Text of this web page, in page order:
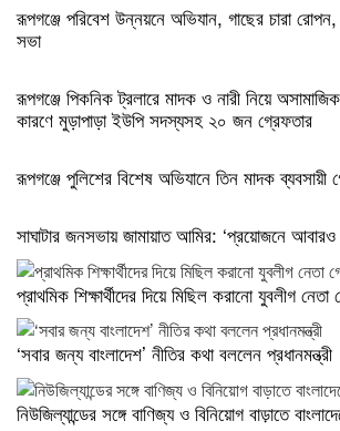
রূপগঞ্জে পরিবেশ উন্নয়নে অভিযান, গাছের চারা
সভা
রূপগঞ্জে পিকনিক ট্রলারে মাদক ও নারী নিয়ে
কারণে মুড়াপাড়া ইউপি সদস্যসহ ২০ জন গ্রেফতার
রূপগঞ্জে পুলিশের বিশেষ অভিযানে তিন মাদক ব্যবসায়ী
সাঘাটার জনসভায় জামায়াত আমির: ‘প্রয়োজনে আবারও
প্রাথমিক শিক্ষার্থীদের দিয়ে মিছিল করানো যুবলীগ নেতা
‘সবার জন্য বাংলাদেশ’ নীতির কথা বললেন প্রধানমন্ত্রী
নিউজিল্যান্ডের সঙ্গে বাণিজ্য ও বিনিয়োগ বাড়াতে